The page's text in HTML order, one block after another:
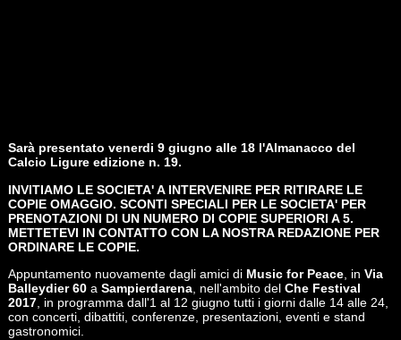
Sarà presentato venerdi 9 giugno alle 18 l'Almanacco del
Calcio Ligure edizione n. 19.
INVITIAMO LE SOCIETA' A INTERVENIRE PER RITIRARE LE
COPIE OMAGGIO. SCONTI SPECIALI PER LE SOCIETA' PER
PRENOTAZIONI DI UN NUMERO DI COPIE SUPERIORI A 5.
METTETEVI IN CONTATTO CON LA NOSTRA REDAZIONE PER
ORDINARE LE COPIE.
Appuntamento nuovamente dagli amici di Music for Peace, in Via
Balleydier 60a Sampierdarena, nell'ambito delChe Festival
2017, in programma dall'1 al 12 giugno tutti i giorni dalle 14 alle 24,
con concerti, dibattiti, conferenze, presentazioni, eventi e stand
gastronomici.